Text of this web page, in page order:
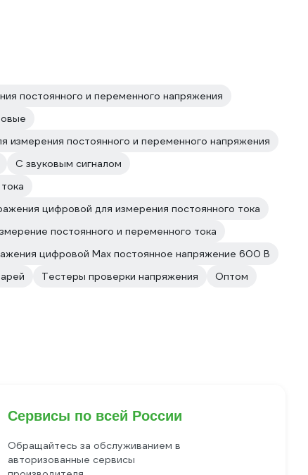
постоянного и переменного напряжения
измерения постоянного и переменного напряжения
С звуковым сигналом
цифровой для измерения постоянного тока
постоянного и переменного тока
цифровой Max постоянное напряжение 600 В
Тестеры проверки напряжения Оптом
Сервисы по всей России
Обращайтесь за обслуживанием в
авторизованные сервисы